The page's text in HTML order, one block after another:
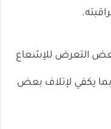
بعض التعرض للإشعاع
يكفي لإتلاف بعض